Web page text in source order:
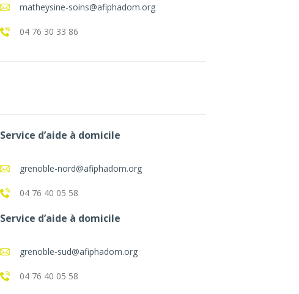
matheysine-soins@afiphadom.org
04 76 30 33 86
Service d’aide à domicile
grenoble-nord@afiphadom.org
04 76 40 05 58
Service d’aide à domicile
grenoble-sud@afiphadom.org
04 76 40 05 58